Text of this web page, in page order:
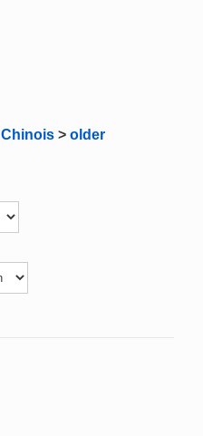
Chinois > older